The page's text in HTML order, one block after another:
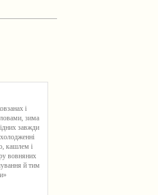
і
зима
завжди
кашлем і
вовняних
й тим